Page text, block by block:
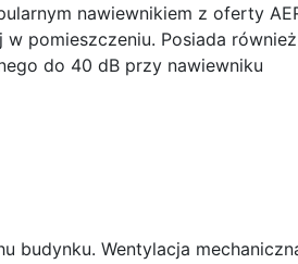
nawiewnikiem z oferty
pomieszczeniu. Posiada również
do 40 dB przy nawiewniku
budynku. Wentylacja